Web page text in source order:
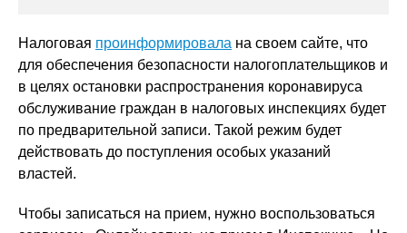
Налоговая проинформировала на своем сайте, что
для обеспечения безопасности налогоплательщиков и
в целях остановки распространения коронавируса
обслуживание граждан в налоговых инспекциях будет
по предварительной записи. Такой режим будет
действовать до поступления особых указаний
властей.
Чтобы записаться на прием, нужно воспользоваться